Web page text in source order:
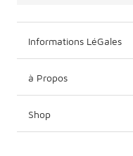
Informations LéGales
à Propos
Shop